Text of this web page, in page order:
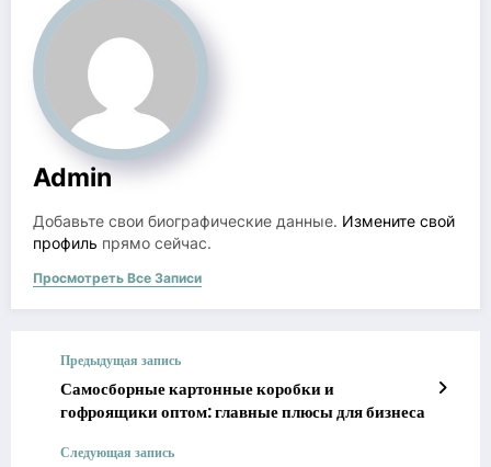
Admin
Добавьте свои биографические данные. Измените свой
профиль прямо сейчас.
Просмотреть Все Записи
Предыдущая запись
Самосборные картонные коробки и
гофроящики оптом: главные плюсы для бизнеса
Следующая запись